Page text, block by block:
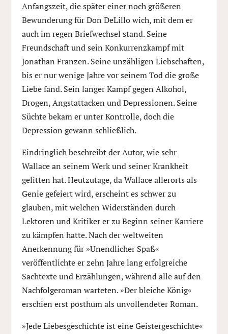
Anfangszeit, die später einer noch größeren
Bewunderung für Don DeLillo wich, mit dem er
auch im regen Briefwechsel stand. Seine
Freundschaft und sein Konkurrenzkampf mit
Jonathan Franzen. Seine unzähligen Liebschaften,
bis er nur wenige Jahre vor seinem Tod die große
Liebe fand. Sein langer Kampf gegen Alkohol,
Drogen, Angstattacken und Depressionen. Seine
Süchte bekam er unter Kontrolle, doch die
Depression gewann schließlich.
Eindringlich beschreibt der Autor, wie sehr
Wallace an seinem Werk und seiner Krankheit
gelitten hat. Heutzutage, da Wallace allerorts als
Genie gefeiert wird, erscheint es schwer zu
glauben, mit welchen Widerständen durch
Lektoren und Kritiker er zu Beginn seiner Karriere
zu kämpfen hatte. Nach der weltweiten
Anerkennung für »Unendlicher Spaß«
veröffentlichte er zehn Jahre lang erfolgreiche
Sachtexte und Erzählungen, während alle auf den
Nachfolgeroman warteten. »Der bleiche König«
erschien erst posthum als unvollendeter Roman.
»Jede Liebesgeschichte ist eine Geistergeschichte«